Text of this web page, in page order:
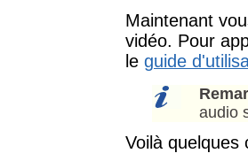
Maintenant
vidéo. Pour
le guide
audio
Voilà quelques